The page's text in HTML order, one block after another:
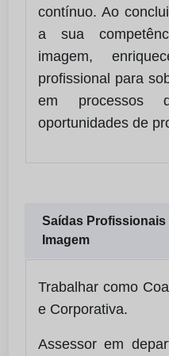
contínuo. Ao
a sua
imagem,
profissional para
em processos
oportunidades de
Saídas
Imagem
Trabalhar como
e Corporativa.
Assessor em